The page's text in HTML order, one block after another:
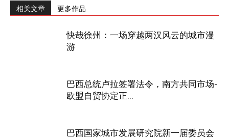
相关文章 更多作品
快哉徐州：一场穿越两汉风云的城市漫
游
巴西总统卢拉签署法令，南方共同市场-
欧盟自贸协定正...
巴西国家城市发展研究院新一届委员会